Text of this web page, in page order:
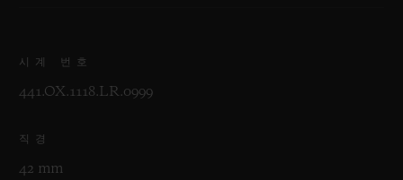
시계 번호
441.OX.1118.LR.0999
직경
42 mm